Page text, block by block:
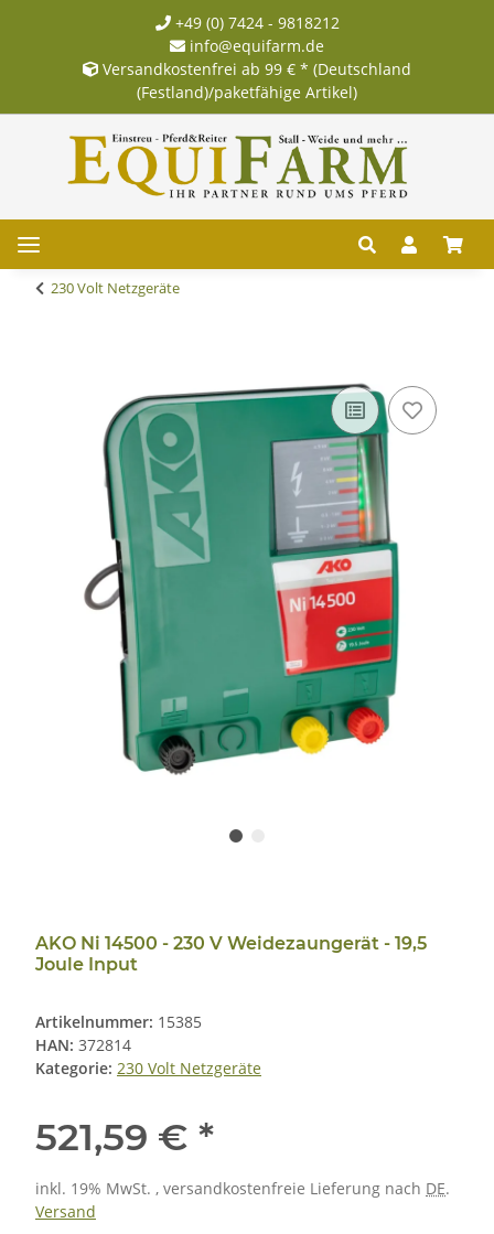
+49 (0) 7424 - 9818212
info@equifarm.de
Versandkostenfrei ab 99 € * (Deutschland
(Festland)/paketfähige Artikel)
230 Volt Netzgeräte
AKO Ni 14500 - 230 V Weidezaungerät - 19,5
Joule Input
Artikelnummer: 15385
HAN: 372814
Kategorie: 230 Volt Netzgeräte
521,59 € *
inkl. 19% MwSt. , versandkostenfreie Lieferung nach DE.
Versand